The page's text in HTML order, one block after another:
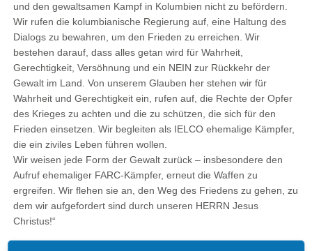
und den gewaltsamen Kampf in Kolumbien nicht zu befördern.
Wir rufen die kolumbianische Regierung auf, eine Haltung des
Dialogs zu bewahren, um den Frieden zu erreichen. Wir
bestehen darauf, dass alles getan wird für Wahrheit,
Gerechtigkeit, Versöhnung und ein NEIN zur Rückkehr der
Gewalt im Land. Von unserem Glauben her stehen wir für
Wahrheit und Gerechtigkeit ein, rufen auf, die Rechte der Opfer
des Krieges zu achten und die zu schützen, die sich für den
Frieden einsetzen. Wir begleiten als IELCO ehemalige Kämpfer,
die ein ziviles Leben führen wollen.
Wir weisen jede Form der Gewalt zurück – insbesondere den
Aufruf ehemaliger FARC-Kämpfer, erneut die Waffen zu
ergreifen. Wir flehen sie an, den Weg des Friedens zu gehen, zu
dem wir aufgefordert sind durch unseren HERRN Jesus
Christus!“